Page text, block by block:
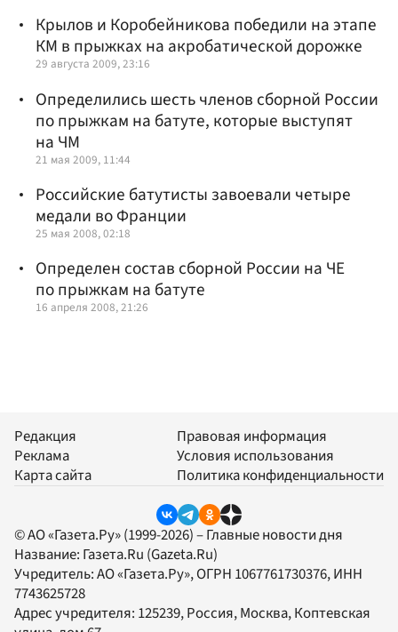
Крылов и Коробейникова победили на этапе
КМ в прыжках на акробатической дорожке
29 августа 2009, 23:16
Определились шесть членов сборной России
по прыжкам на батуте, которые выступят
на ЧМ
21 мая 2009, 11:44
Российские батутисты завоевали четыре
медали во Франции
25 мая 2008, 02:18
Определен состав сборной России на ЧЕ
по прыжкам на батуте
16 апреля 2008, 21:26
Редакция
Реклама
Карта сайта
Правовая информация
Условия использования
Политика конфиденциальности
© АО «Газета.Ру» (1999-2026) – Главные новости дня
Название: Газета.Ru (Gazeta.Ru)
Учредитель:АО «Газета.Ру», ОГРН 1067761730376, ИНН
7743625728
Адрес учредителя: 125239, Россия, Москва, Коптевская